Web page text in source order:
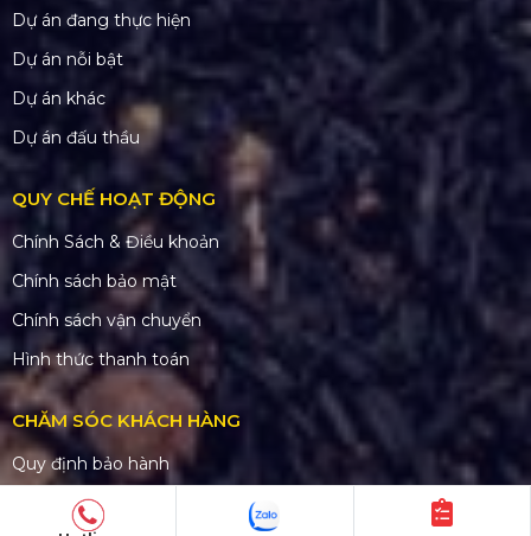
Dự án đang thực hiện
Dự án nỗi bật
Dự án khác
Dự án đấu thầu
QUY CHẾ HOẠT ĐỘNG
Chính Sách & Điều khoản
Chính sách bảo mật
Chính sách vận chuyển
Hình thức thanh toán
CHĂM SÓC KHÁCH HÀNG
Quy định bảo hành
Chính sách bán hàng